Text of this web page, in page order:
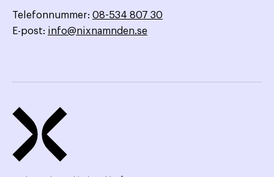
Telefonnummer: 08-534 807 30
E-post: info@nixnamnden.se